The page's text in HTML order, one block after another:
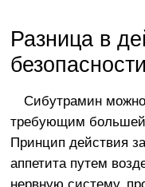
Разница в
Сибутрамин
требующим большей
Принцип действия
аппетита путем